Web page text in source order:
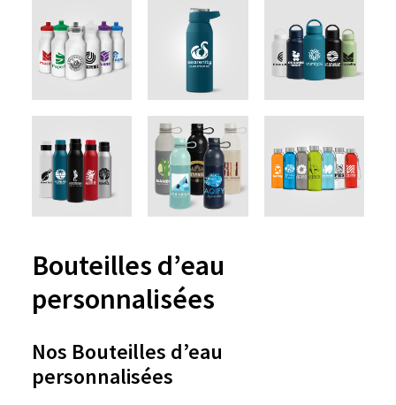
Bouteilles d’eau
personnalisées
Nos Bouteilles d’eau
personnalisées